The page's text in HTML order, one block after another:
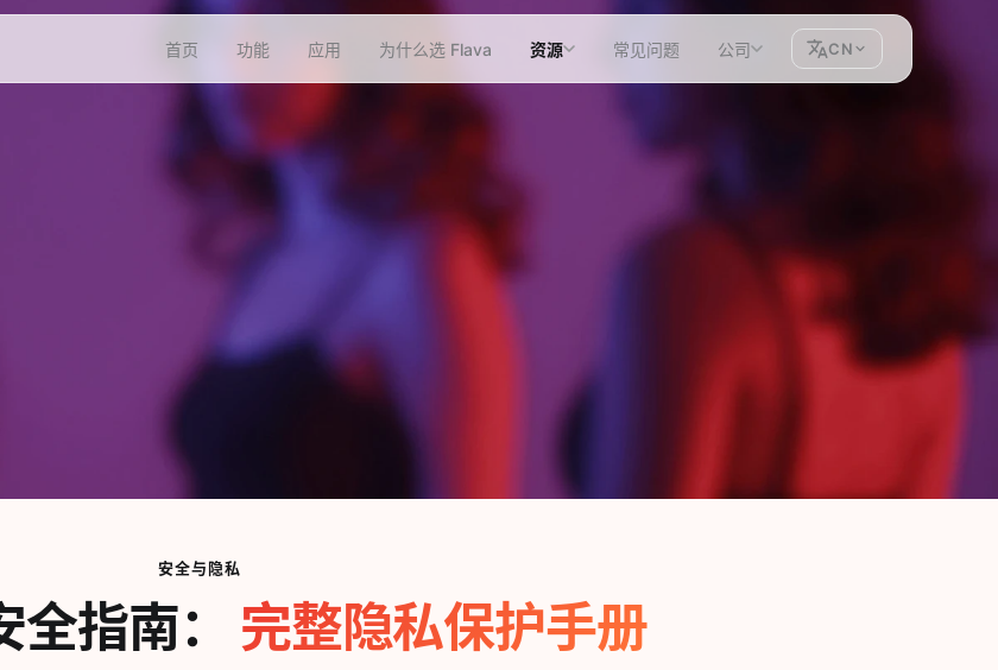
首页 功能 应用 为什么选 Flava 资源 常见问题 公司 CN
安全与隐私
指南： 完整隐私保护手册